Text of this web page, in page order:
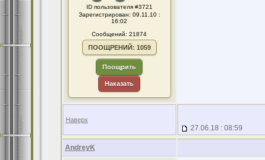
ID пользователя #3721
Зарегистрирован: 09.11.10 :
16:02
Сообщений: 21874
ПООЩРЕНИЙ: 1059
Поощрить
Наказать
Наверх
27.06.18 : 08:59
AndreyK